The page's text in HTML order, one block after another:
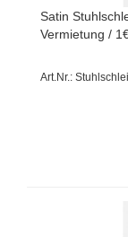
Satin
Vermietung /
Art.Nr.: